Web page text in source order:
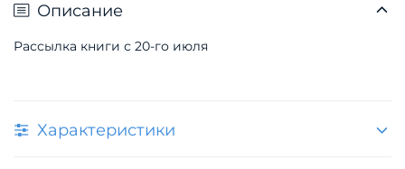
Описание
Рассылка книги с 20-го июля
Характеристики